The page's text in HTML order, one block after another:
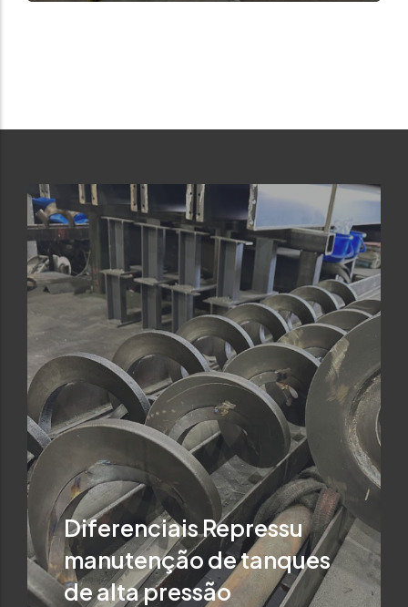
Diferenciais Repressu
manutenção de tanques
de alta pressão